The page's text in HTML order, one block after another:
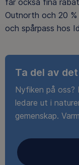
Outnorth och 20
och spårpass hos
Ta del av
Nyfiken på oss?
ledare ut i
gemenskap.